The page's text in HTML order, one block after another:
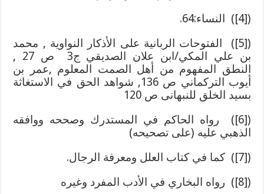
([4]) النساء:64.
([5]) الفتوحات الربانية على الأذكار النواوية , محمد
بن علي المكي/ابن علان الصديقي ج3 ص 27 ,
النطق المفهوم من أهل الصمت المعلوم ,عمر بن
أيوب التركماني ص 136, شواهد الحق في الاستغاثة
بسيد الخلق للنبهانى ص 120
([6]) رواه الحاكم في المستدرك وصححه ووافقه
الذهبي عليه (على تصحيحه)
([7]) كما في كتاب العلل ومعرفة الرجال.
([8]) رواه البخاري في الأدب المفرد وغيره